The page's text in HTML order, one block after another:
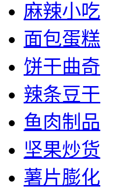
麻辣小吃
面包蛋糕
饼干曲奇
辣条豆干
鱼肉制品
坚果炒货
薯片膨化